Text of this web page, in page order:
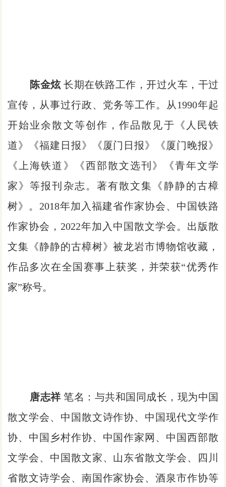
陈金炫长期在铁路工作，开过火车，干过
宣传，从事过行政、党务等工作。从1990年起
开始业余散文等创作，作品散见于《人民铁
道》《福建日报》《厦门日报》《厦门晚报》
《上海铁道》《西部散文选刊》《青年文学
家》等报刊杂志。著有散文集《静静的古樟
树》。2018年加入福建省作家协会、中国铁路
作家协会，2022年加入中国散文学会。出版散
文集《静静的古樟树》被龙岩市博物馆收藏，
作品多次在全国赛事上获奖，并荣获“优秀作
家”称号。
唐志祥笔名：与共和国同成长，现为中国
散文学会、中国散文诗作协、中国现代文学作
协、中国乡村作协、中国作家网、中国西部散
文学会、中国散文家、山东省散文学会、四川
省散文诗学会、南国作家协会、酒泉市作协等